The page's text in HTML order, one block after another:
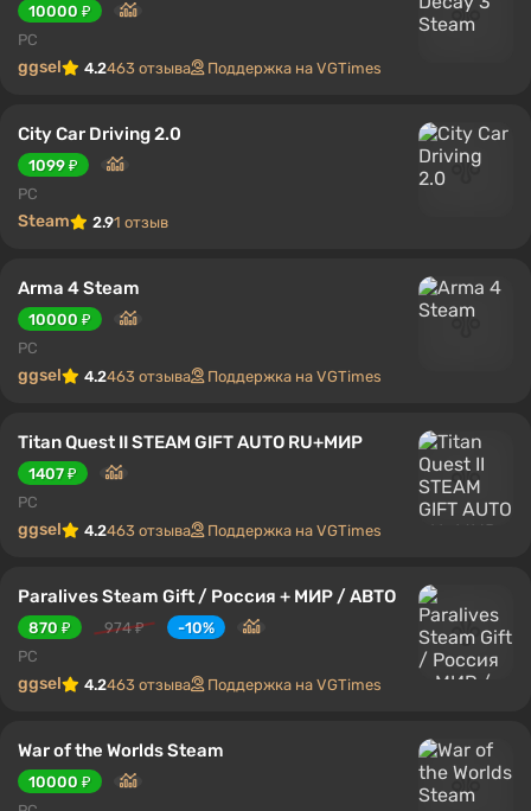
10000 ₽
PC
ggsel 4.2463 отзыва Поддержка на VGTimes
City Car Driving 2.0
1099 ₽
PC
Steam 2.91 отзыв
Arma 4 Steam
10000 ₽
PC
ggsel 4.2463 отзыва Поддержка на VGTimes
Titan Quest II STEAM GIFT AUTO RU+МИР
1407 ₽
PC
ggsel 4.2463 отзыва Поддержка на VGTimes
Paralives Steam Gift / Россия + МИР / АВТО
870 ₽ 974 ₽
-10%
PC
ggsel 4.2463 отзыва Поддержка на VGTimes
War of the Worlds Steam
10000 ₽